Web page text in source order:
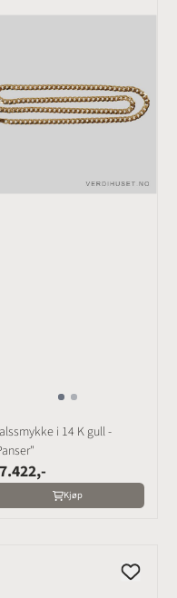
i 14 K gull -
Kjøp